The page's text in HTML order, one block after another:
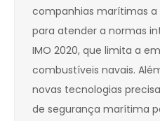
companhias marítimas a
para atender a normas
IMO 2020, que limita a
combustíveis navais.
novas tecnologias
de segurança marítima